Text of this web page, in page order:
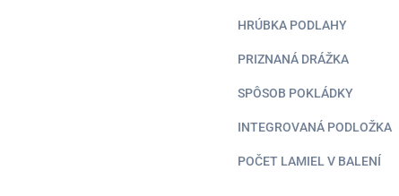
HRÚBKA PODLAHY
PRIZNANÁ DRÁŽKA
SPÔSOB POKLÁDKY
INTEGROVANÁ PODLOŽKA
POČET LAMIEL V BALENÍ